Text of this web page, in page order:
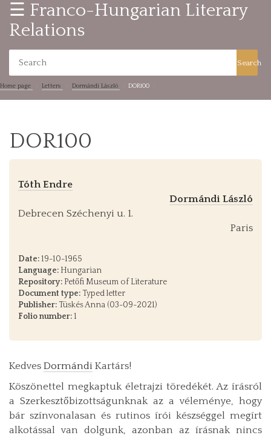
☰ Franco-Hungarian Literary
Relations
Search
Home page Letters Dormándi László DOR100
DOR100
Tóth Endre
Dormándi László
Debrecen Széchenyi u. 1.
Paris
Date:19-10-1965
Language: Hungarian
Repository: Petőfi Museum of Literature
Document type: Typed letter
Publisher: Tüskés Anna (03-09-2021)
Folio number:1
Kedves Dormándi Kartárs!
Köszönettel megkaptuk életrajzi töredékét. Az írásról
a Szerkesztőbizottságunknak az a véleménye, hogy
bár színvonalasan és rutinos írói készséggel megírt
alkotással van dolgunk, azonban az írásnak nincs